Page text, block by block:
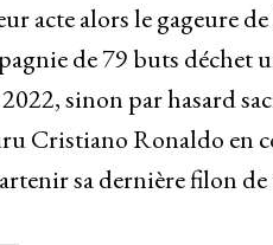
acte alors le gageure
de 79 buts
sinon par hasard
Cristiano Ronaldo en
sa dernière filon de